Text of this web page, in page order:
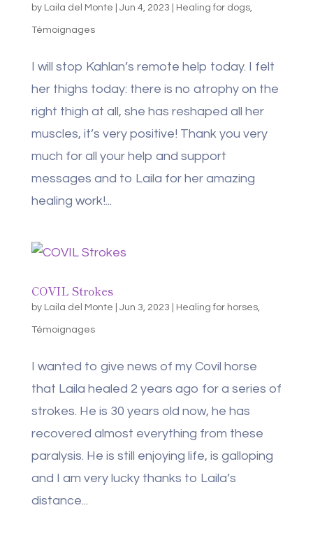
by Laila del Monte Jun 4, 2023 Healing for dogs,
Témoignages
I will stop Kahlan’s remote help today. I felt
her thighs today: there is no atrophy on the
right thigh at all, she has reshaped all her
muscles, it’s very positive! Thank you very
much for all your help and support
messages and to Laila for her amazing
healing work!...
COVIL Strokes
by Laila del Monte Jun 3, 2023 Healing for horses,
Témoignages
I wanted to give news of my Covil horse
that Laila healed 2 years ago for a series of
strokes. He is 30 years old now, he has
recovered almost everything from these
paralysis. He is still enjoying life, is galloping
and I am very lucky thanks to Laila’s
distance...